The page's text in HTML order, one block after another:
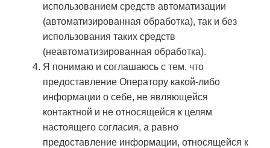
использованием средств автоматизации
(автоматизированная обработка), так и без
использования таких средств
(неавтоматизированная обработка).
Я понимаю и соглашаюсь с тем, что
предоставление Оператору какой-либо
информации о себе, не являющейся
контактной и не относящейся к целям
настоящего согласия, а равно
предоставление информации, относящейся к